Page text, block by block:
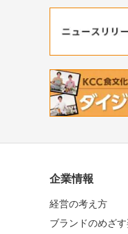
企業情報
経営の考え方
ブランドのめざ